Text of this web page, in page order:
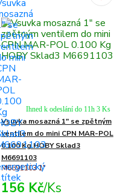
Vsuvka mosazná 1" se zpětným
ventilem do mini CPN MAR-POL
0.100 Kg HOBY Sklad3
M6691103
M6691103 1"
156 Kč/Ks
Ihned k odeslání do 11h 3 Ks